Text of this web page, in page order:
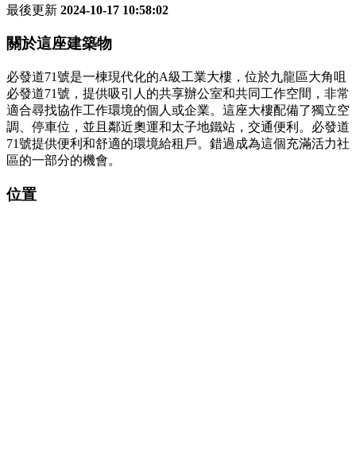
最後更新 2024-10-17 10:58:02
關於這座建築物
必發道71號是一棟現代化的A級工業大樓，位於九龍區大角咀
必發道71號，提供吸引人的共享辦公室和共同工作空間，非常
適合尋找協作工作環境的個人或企業。這座大樓配備了獨立空
調、停車位，並且鄰近奧運和太子地鐵站，交通便利。必發道
71號提供便利和舒適的環境給租戶。錯過成為這個充滿活力社
區的一部分的機會。
位置